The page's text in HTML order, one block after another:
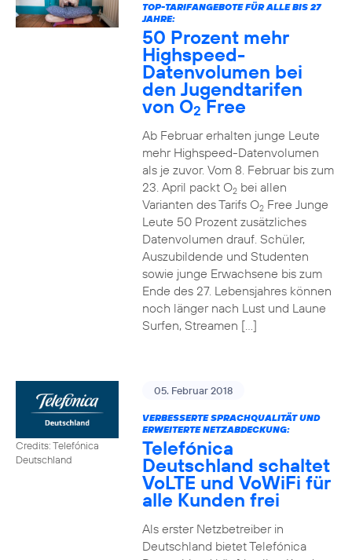
TOP-TARIFANGEBOTE FÜR ALLE BIS 27
JAHRE:
50 Prozent mehr
Highspeed-
Datenvolumen bei
den Jugendtarifen
von O2Free
Ab Februar erhalten junge Leute
mehr Highspeed-Datenvolumen
als je zuvor. Vom 8. Februar bis zum
23. April packt O2bei allen
Varianten des Tarifs O2Free Junge
Leute 50 Prozent zusätzliches
Datenvolumen drauf. Schüler,
Auszubildende und Studenten
sowie junge Erwachsene bis zum
Ende des 27. Lebensjahres können
noch länger nach Lust und Laune
Surfen, Streamen […]
Credits: Telefónica
Deutschland
05. Februar 2018
VERBESSERTE SPRACHQUALITÄT UND
ERWEITERTE NETZABDECKUNG:
Telefónica
Deutschland schaltet
VoLTE und VoWiFi für
alle Kunden frei
Als erster Netzbetreiber in
Deutschland bietet Telefónica